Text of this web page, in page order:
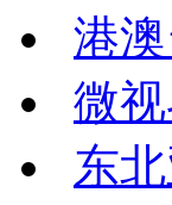
港
微
东